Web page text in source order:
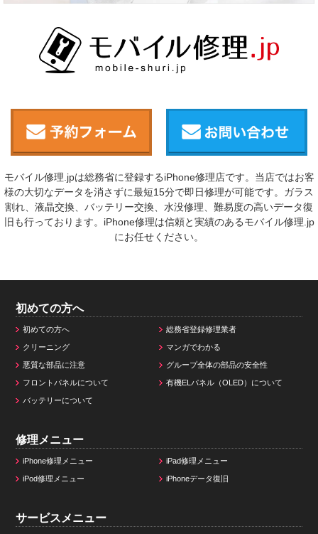
モバイル修理.jpは総務省に登録するiPhone修理店です。当店ではお客
様の大切なデータを消さずに最短15分で即日修理が可能です。ガラス
割れ、液晶交換、バッテリー交換、水没修理、難易度の高いデータ復
旧も行っております。iPhone修理は信頼と実績のあるモバイル修理.jp
にお任せください。
初めての方へ
初めての方へ 総務省登録修理業者
クリーニング マンガでわかる
悪質な部品に注意 グループ全体の部品の安全性
フロントパネルについて 有機ELパネル（OLED）について
バッテリーについて
修理メニュー
iPhone修理メニュー iPad修理メニュー
iPod修理メニュー iPhoneデータ復旧
サービスメニュー